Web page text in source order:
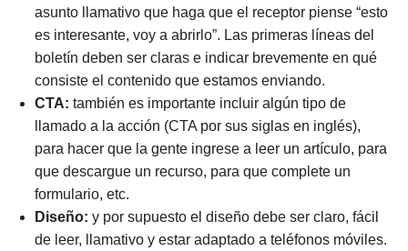
asunto llamativo que haga que el receptor piense “esto
es interesante, voy a abrirlo”. Las primeras líneas del
boletín deben ser claras e indicar brevemente en qué
consiste el contenido que estamos enviando.
CTA: también es importante incluir algún tipo de
llamado a la acción (CTA por sus siglas en inglés),
para hacer que la gente ingrese a leer un artículo, para
que descargue un recurso, para que complete un
formulario, etc.
Diseño: y por supuesto el diseño debe ser claro, fácil
de leer, llamativo y estar adaptado a teléfonos móviles.